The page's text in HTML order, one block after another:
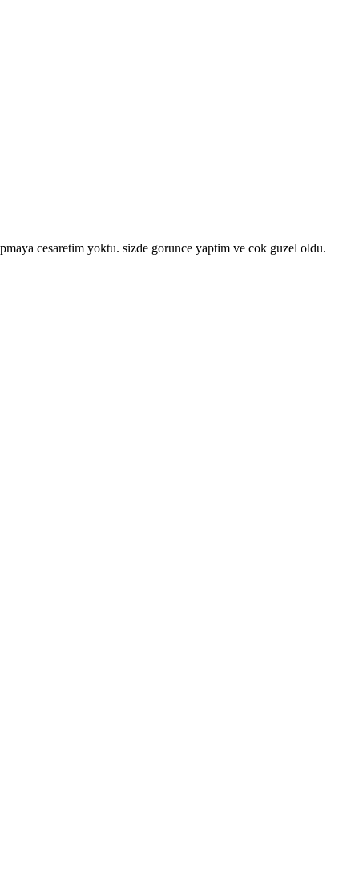
cesaretim yoktu. sizde gorunce yaptim ve cok guzel oldu.